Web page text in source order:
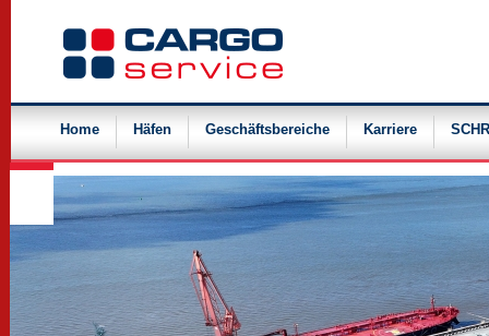
Navigation
überspringen
Home Häfen Geschäftsbereiche Karriere